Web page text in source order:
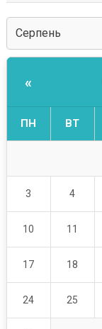
«
ПН ВТ
3 4
10 11
17 18
24 25